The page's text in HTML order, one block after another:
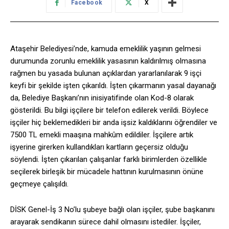
Facebook X
Ataşehir Belediyesi’nde, kamuda emeklilik yaşının gelmesi
durumunda zorunlu emeklilik yasasının kaldırılmış olmasına
rağmen bu yasada bulunan açıklardan yararlanılarak 9 işçi
keyfi bir şekilde işten çıkarıldı. İşten çıkarmanın yasal dayanağı
da, Belediye Başkanı’nın inisiyatifinde olan Kod-8 olarak
gösterildi. Bu bilgi işçilere bir telefon edilerek verildi. Böylece
işçiler hiç beklemedikleri bir anda işsiz kaldıklarını öğrendiler ve
7500 TL emekli maaşına mahkûm edildiler. İşçilere artık
işyerine girerken kullandıkları kartların geçersiz olduğu
söylendi. İşten çıkarılan çalışanlar farklı birimlerden özellikle
seçilerek birleşik bir mücadele hattının kurulmasının önüne
geçmeye çalışıldı.
DİSK Genel-İş 3 No’lu şubeye bağlı olan işçiler, şube başkanını
arayarak sendikanın sürece dahil olmasını istediler. İşçiler,